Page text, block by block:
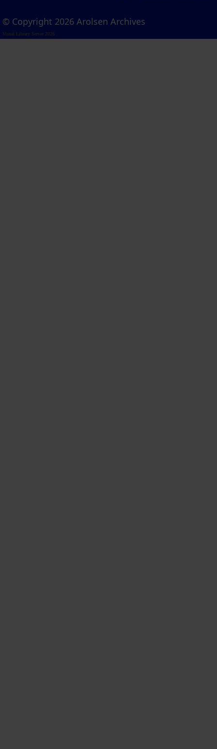
© Copyright 2026 Arolsen Archives
Visual Library Server 2026